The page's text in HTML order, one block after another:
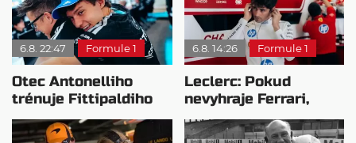
6.8. 22:47 Formule 1
Otec Antonelliho
trénuje Fittipaldiho
syna: Brazilec
vychvaluje lídra
6.8. 14:26 Formule 1
Leclerc: Pokud
nevyhraje Ferrari,
přeji titul
Antonellimu